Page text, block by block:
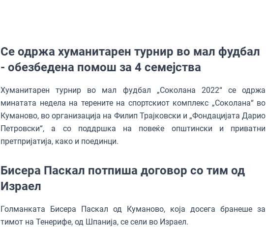
Се одржа хуманитарен турнир во мал фудбал
- обезбедена помош за 4 семејства
Хуманитарен турнир во мал фудбал „Соколана 2022“ се одржа
минатата недела на терените на спортскиот комплекс „Соколана“ во
Куманово, во организација на Филип Трајковски и „Фондацијата Дарио
Петровски“, а со поддршка на повеќе општински и приватни
претпријатија, како и поединци.
Бисера Паскал потпиша договор со тим од
Израел
Голманката Бисера Паскал од Куманово, која досега бранеше за
тимот на Тенерифе, од Шпанија, се сели во Израел.